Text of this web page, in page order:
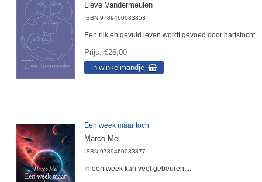
Lieve Vandermeulen
ISBN 9789460083853
Een rijk en gevuld leven wordt gevoed door hartstocht
Prijs €26,00
Een week maar toch
Marco Mel
ISBN 9789460083877
In een week kan veel gebeuren....